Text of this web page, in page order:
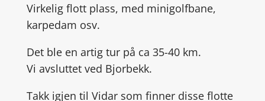
Virkelig flott plass, med minigolfbane,
karpedam osv.
Det ble en artig tur på ca 35-40 km.
Vi avsluttet ved Bjorbekk.
Takk igjen til Vidar som finner disse flotte